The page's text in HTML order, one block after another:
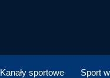
Kanały sportowe Sport